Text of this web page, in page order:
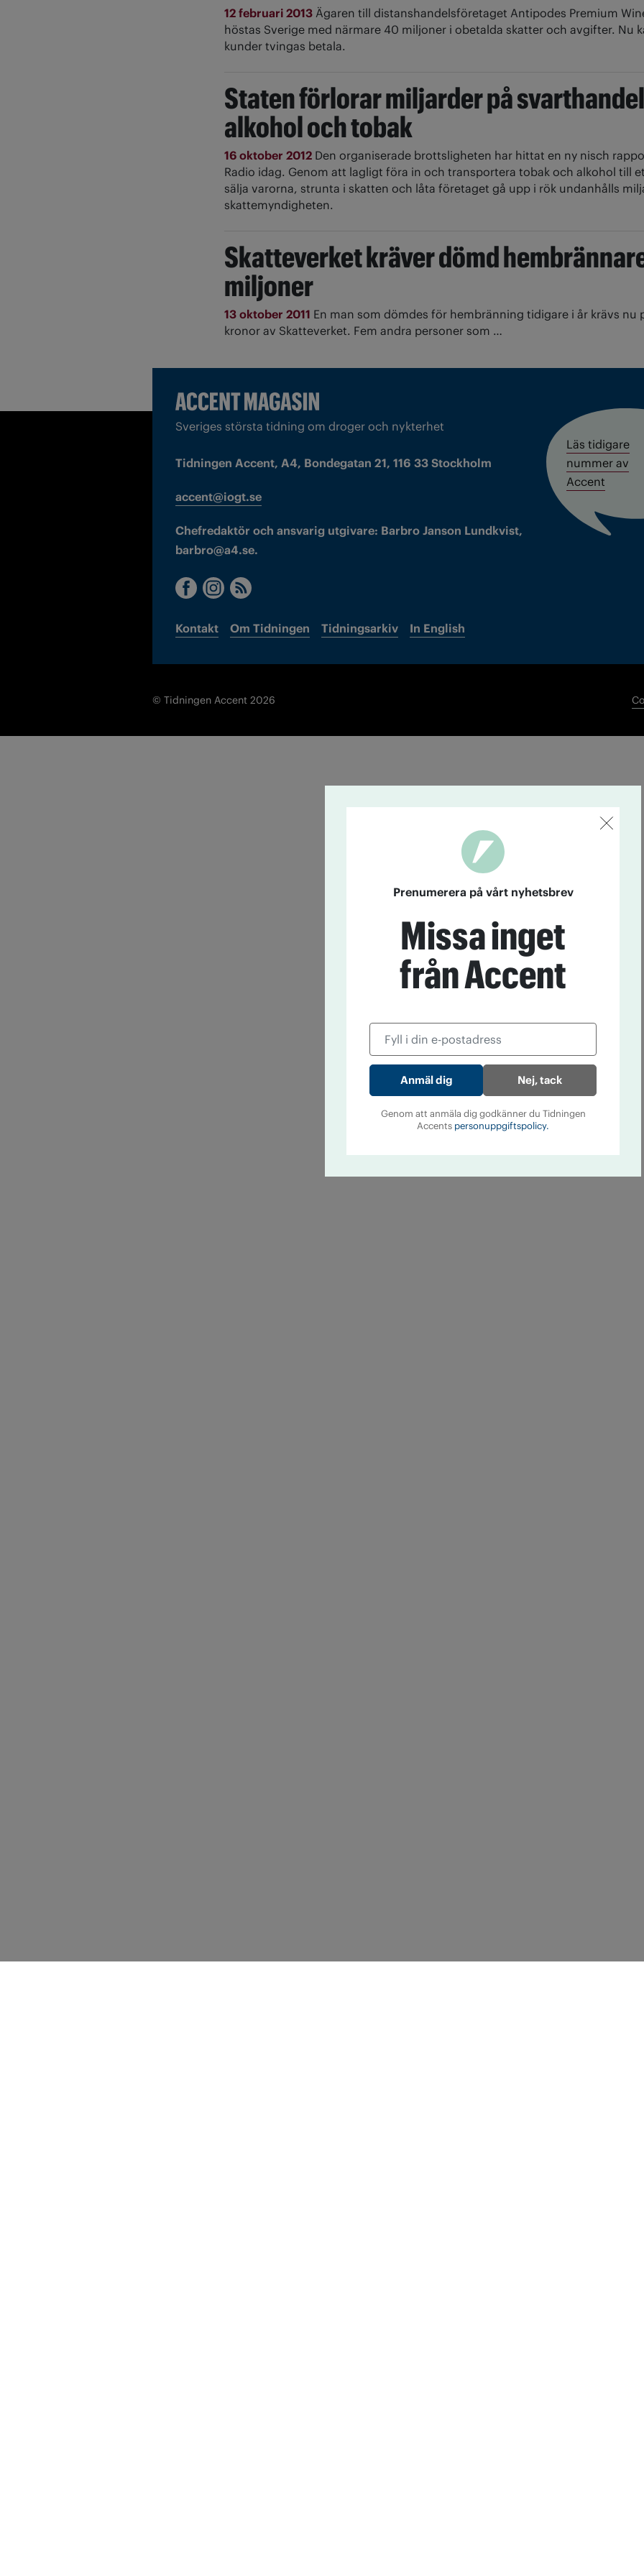
12 februari 2013 Ägaren till distanshandelsföretaget Antipodes Premium
höstas Sverige med närmare 40 miljoner i obetalda skatter och avgifter. Nu
kunder tvingas betala.
Staten förlorar miljarder på
alkohol och tobak
16 oktober 2012 Den organiserade brottsligheten har hittat en ny nisch
Radio idag. Genom att lagligt föra in och transportera tobak och alkohol till
sälja varorna, strunta i skatten och låta företaget gå upp i rök undanhålls
skattemyndigheten.
Skatteverket kräver dömd
miljoner
13 oktober 2011 En man som dömdes för hembränning tidigare i år krävs nu
kronor av Skatteverket. Fem andra personer som …
Sveriges största tidning om droger och nykterhet
Tidningen Accent, A4, Bondegatan 21, 116 33 Stockholm
accent@iogt.se
Chefredaktör och ansvarig utgivare: Barbro Janson Lundkvist,
barbro@a4.se.
Kontakt Om Tidningen Tidningsarkiv In English
Läs tidigare
nummer av
Accent
© Tidningen Accent 2026
Prenumerera på vårt nyhetsbrev
Missa inget
från Accent
Nej, tack
Genom att anmäla dig godkänner du Tidningen
Accents personuppgiftspolicy.